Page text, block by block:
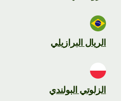
الريال البرازيلي
الزلوتي البولندي